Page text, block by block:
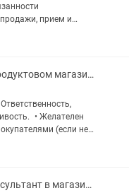
прием и
и
Продавец в продуктовом магазине
• Желателен
(если нет
Продавец-консультант в магазине